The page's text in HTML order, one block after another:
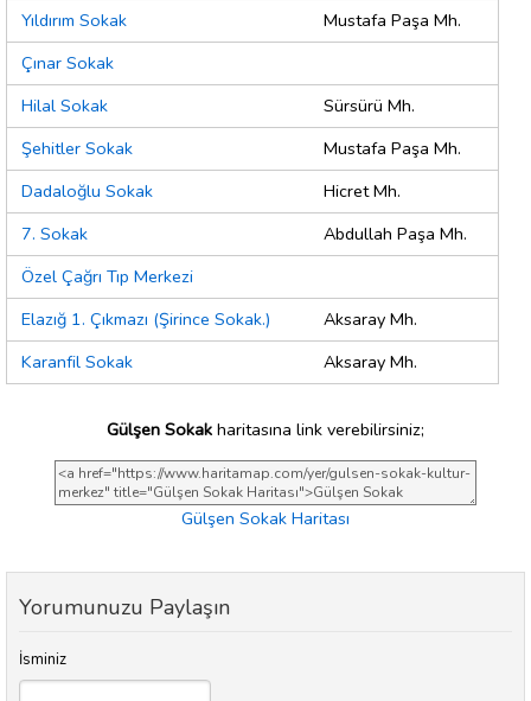
Yıldırım Sokak
Mustafa Paşa Mh.
Çınar Sokak
Hilal Sokak
Sürsürü Mh.
Şehitler Sokak
Mustafa Paşa Mh.
Dadaloğlu Sokak
Hicret Mh.
7. Sokak
Abdullah Paşa Mh.
Özel Çağrı Tıp Merkezi
Elazığ 1. Çıkmazı (Şirince Sokak.)
Aksaray Mh.
Karanfil Sokak
Aksaray Mh.
Gülşen Sokak haritasına link verebilirsiniz;
Gülşen Sokak Haritası
Yorumunuzu Paylaşın
İsminiz